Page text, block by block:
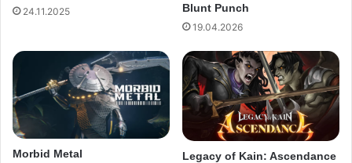
24.11.2025
Blunt Punch
19.04.2026
Morbid Metal Legacy of Kain: Ascendance